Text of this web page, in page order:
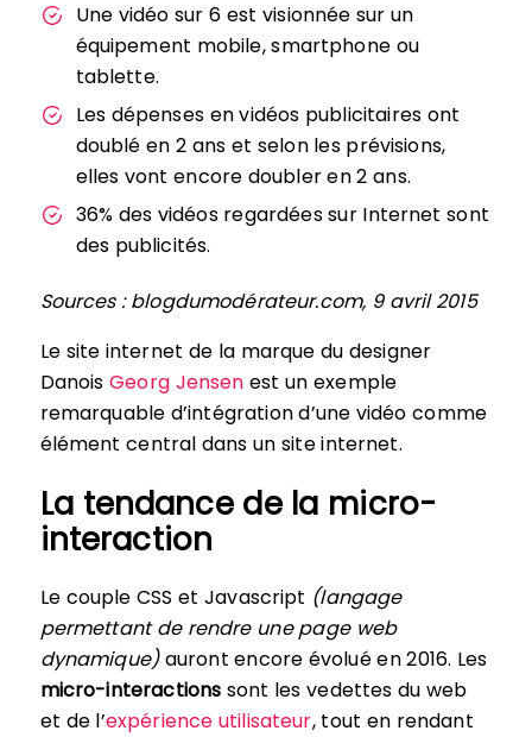
Une vidéo sur 6 est visionnée sur un
équipement mobile, smartphone ou
tablette.
Les dépenses en vidéos publicitaires ont
doublé en 2 ans et selon les prévisions,
elles vont encore doubler en 2 ans.
36% des vidéos regardées sur Internet sont
des publicités.
Sources : blogdumodérateur.com, 9 avril 2015
Le site internet de la marque du designer
DanoisGeorg Jensen est un exemple
remarquable d’intégration d’une vidéo comme
élément central dans un site internet.
La tendance de la micro-
interaction
Le couple CSS et Javascript (langage
permettant de rendre une page web
dynamique)auront encore évolué en 2016. Les
micro-interactions sont les vedettes du web
et de l’expérience utilisateur, tout en rendant